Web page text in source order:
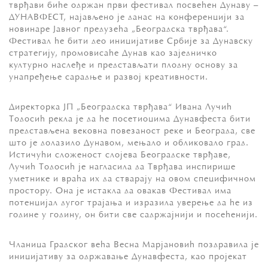
тврђави биће одржан први фестивал посвећен Дунаву –
ДУНАВФЕСТ, најављено је данас на конференцији за
новинаре Јавног предузећа „Београдска тврђава“.
Фестивал ће бити део иницијативе Србије за Дунавску
стратегију, промовисаће Дунав као заједничко
културно наслеђе и представљати плодну основу за
унапређење сарадње и развој креативности.
Директорка ЈП „Београдска тврђава“ Ивана Лучић
Тодосић рекла је да ће посетиоцима Дунавфеста бити
представљена вековна повезаност реке и Београда, све
што је долазило Дунавом, мењало и обликовало град.
Истичући сложеност слојева Београдске тврђаве,
Лучић Тодосић је нагласила да Тврђава инспирише
уметнике и враћа их да стварају на овом специфичном
простору. Она је истакла да овакав Фестивал има
потенцијал дугог трајања и изразила уверење да ће из
године у годину, он бити све садржајнији и посећенији.
Чланица Градског већа Весна Марјановић поздравила је
иницијативу за одржавање Дунавфеста, као пројекат